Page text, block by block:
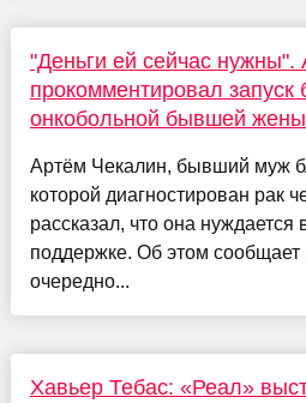
"Деньги ей сейчас нужны".
прокомментировал запуск
онкобольной бывшей
Артём Чекалин, бывший муж
которой диагностирован рак
рассказал, что она нуждается
поддержке. Об этом сообщает
очередно...
Хавьер Тебас: «Реал»